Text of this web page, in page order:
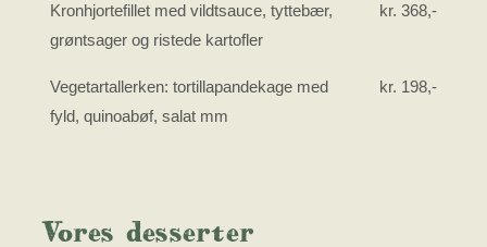
Kronhjortefillet med vildtsauce, tyttebær,
grøntsager og ristede kartofler
kr. 368,-
Vegetartallerken: tortillapandekage med
fyld, quinoabøf, salat mm
kr. 198,-
Vores desserter